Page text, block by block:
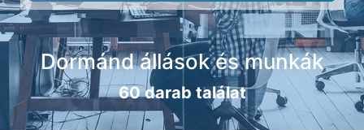
Dormánd állások és munkák
60 darab találat